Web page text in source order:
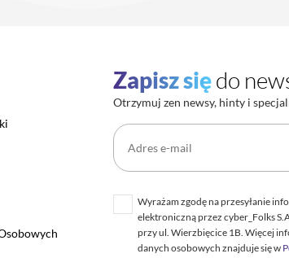
Zapisz siędo
Otrzymuj zen newsy, hinty i
Wyrażam zgodę na przesyłanie
elektroniczną przez cyber_Folks
przy ul. Wierzbięcice 1B. Więcej
danych osobowych znajduje się w